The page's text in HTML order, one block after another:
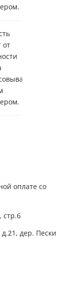
от
оплате со
стр.6
д.21, дер. Пески